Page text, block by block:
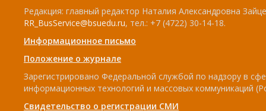
Редакция: главный редактор Наталия Александровна
RR_BusService@bsuedu.ru, тел.: +7 (4722) 30-14-18.
Информационное письмо
Положение о журнале
Зарегистрировано Федеральной службой по надзору в
информационных технологий и массовых коммуникаций
Свидетельство о регистрации СМИ